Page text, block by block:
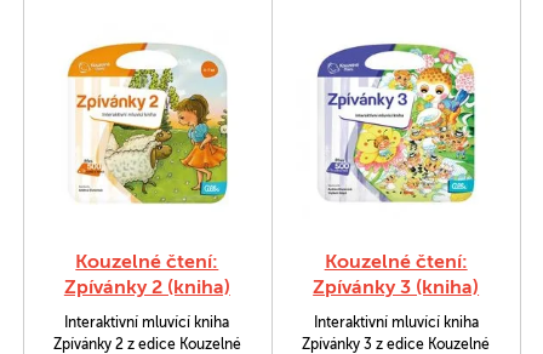
Kouzelné čtení:
Zpívánky 2 (kniha)
Interaktivní mluvící kniha
Zpívánky 2 z edice Kouzelné
Kouzelné čtení:
Zpívánky 3 (kniha)
Interaktivní mluvící kniha
Zpívánky 3 z edice Kouzelné